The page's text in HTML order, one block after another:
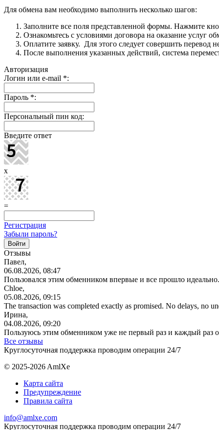
Для обмена вам необходимо выполнить несколько шагов:
Заполните все поля представленной формы. Нажмите
Ознакомьтесь с условиями договора на оказание услуг
Оплатите заявку. Для этого следует совершить
После выполнения указанных действий, система
Авторизация
Логин или e-mail *:
Пароль *:
Персональный пин код:
Введите ответ
x
=
Регистрация
Забыли пароль?
Отзывы
Павел,
06.08.2026, 08:47
Пользовался этим обменником впервые и все прошло
Chloe,
05.08.2026, 09:15
The transaction was completed exactly as promised. No delays, no
Ирина,
04.08.2026, 09:20
Пользуюсь этим обменником уже не первый раз и каждый раз
Все отзывы
Круглосуточная поддержка проводим операции 24/7
© 2025-2026 AmlXe
Карта сайта
Предупреждение
Правила сайта
info@amlxe.com
Круглосуточная поддержка проводим операции 24/7